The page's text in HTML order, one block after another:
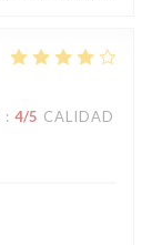
: 4/5 CALIDAD